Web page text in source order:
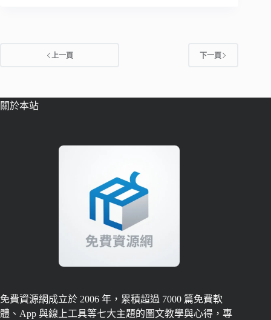
上一頁 下一頁
關於本站
免費資源網成立於 2006 年，累積超過 7000 篇免費軟
體、App 與線上工具等七大主題的圖文教學與心得，專